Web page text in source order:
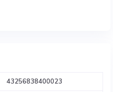
43256838400023